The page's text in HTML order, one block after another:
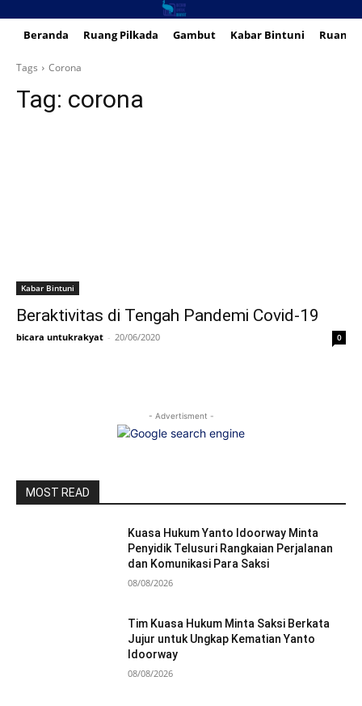
Beranda Ruang Pilkada Gambut Kabar Bintuni Ruang
Tags Corona
Tag: corona
Kabar Bintuni
Beraktivitas di Tengah Pandemi Covid-19
bicara untukrakyat - 20/06/2020 0
- Advertisment -
MOST READ
Kuasa Hukum Yanto Idoorway Minta
Penyidik Telusuri Rangkaian Perjalanan
dan Komunikasi Para Saksi
08/08/2026
Tim Kuasa Hukum Minta Saksi Berkata
Jujur untuk Ungkap Kematian Yanto
Idoorway
08/08/2026